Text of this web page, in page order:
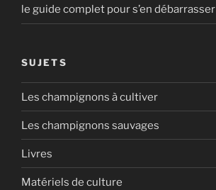
le guide complet pour s’en débarrasser
SUJETS
Les champignons à cultiver
Les champignons sauvages
Livres
Matériels de culture